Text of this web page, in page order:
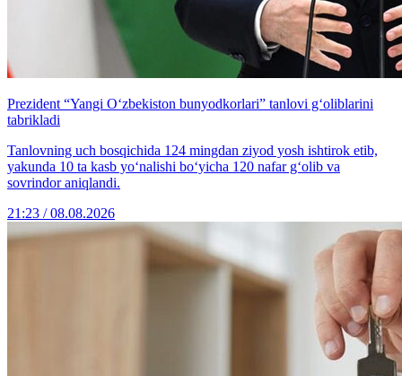
Prezident “Yangi O‘zbekiston bunyodkorlari” tanlovi g‘oliblarini
tabrikladi
Tanlovning uch bosqichida 124 mingdan ziyod yosh ishtirok etib,
yakunda 10 ta kasb yo‘nalishi bo‘yicha 120 nafar g‘olib va
sovrindor aniqlandi.
21:23 / 08.08.2026